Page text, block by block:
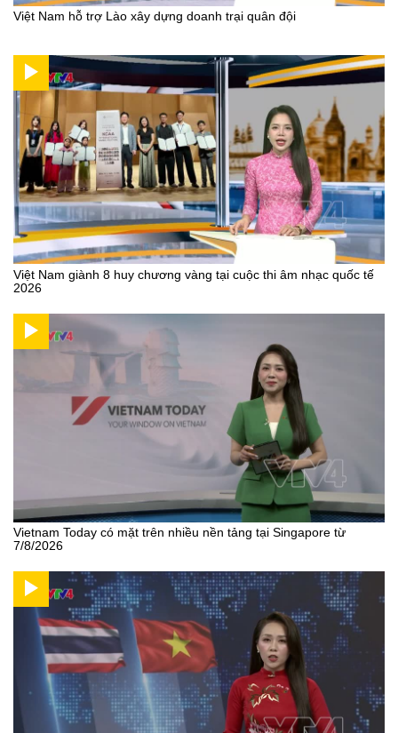
Việt Nam hỗ trợ Lào xây dựng doanh trại quân đội
Việt Nam giành 8 huy chương vàng tại cuộc thi âm nhạc quốc tế
2026
Vietnam Today có mặt trên nhiều nền tảng tại Singapore từ
7/8/2026